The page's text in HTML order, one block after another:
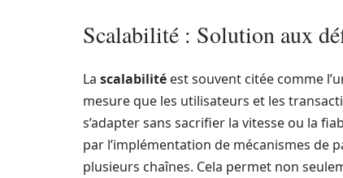
Scalabilité : Solution aux
La scalabilité est souvent citée comme
mesure que les utilisateurs et les
s’adapter sans sacrifier la vitesse ou la
par l’implémentation de mécanismes de
plusieurs chaînes. Cela permet non